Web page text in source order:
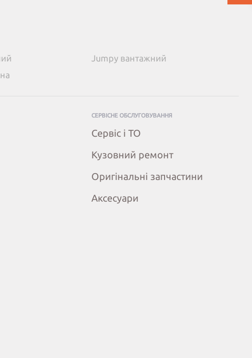
Jumpy вантажний
СЕРВІСНЕ ОБСЛУГОВУВАННЯ
Сервіс і ТО
Кузовний ремонт
Оригінальні запчастини
Аксесуари